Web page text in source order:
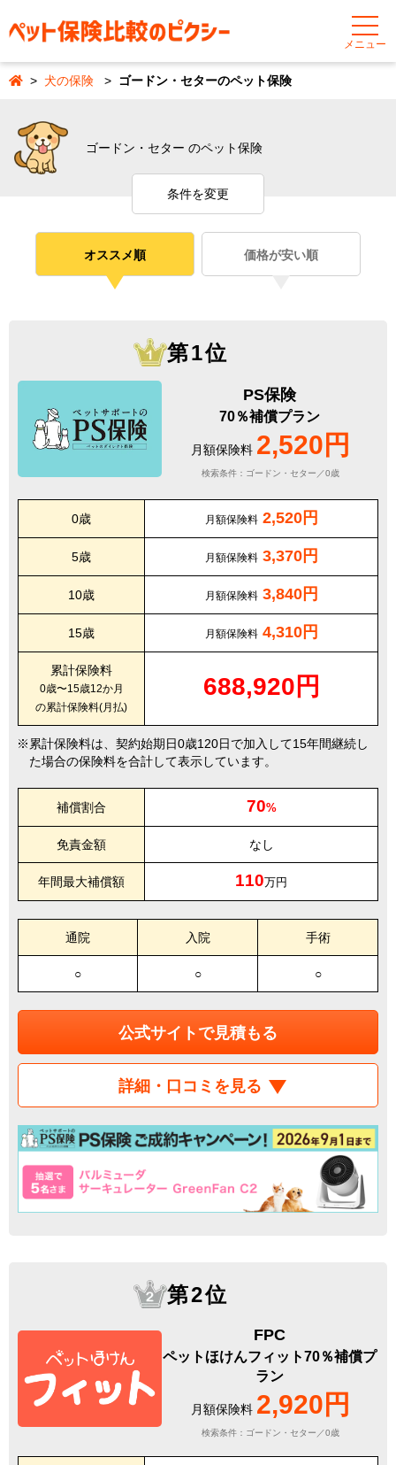
メニュー
犬の保険 ゴードン・セターのペット保険
ゴードン・セター のペット保険
条件を変更
オススメ順 価格が安い順
第1位
PS保険
70％補償プラン
月額保険料 2,520円
検索条件：ゴードン・セター／0歳
0歳 月額保険料 2,520円
5歳 月額保険料 3,370円
10歳 月額保険料 3,840円
15歳 月額保険料 4,310円
累計保険料
0歳〜15歳12か月
の累計保険料(月払)
688,920円
累計保険料は、契約始期日0歳120日で加入して15年間継続し
た場合の保険料を合計して表示しています。
補償割合 70%
免責金額 なし
年間最大補償額 110万円
通院 入院 手術
○ ○ ○
公式サイトで見積もる
詳細・口コミを見る
第2位
FPC
ペットほけんフィット70％補償プ
ラン
月額保険料 2,920円
検索条件：ゴードン・セター／0歳